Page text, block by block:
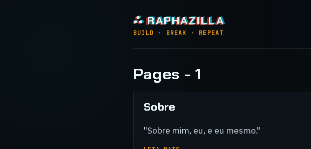
⛬ RAPHAZILLA
BUILD · BREAK · REPEAT
Pages - 1
Sobre
"Sobre mim, eu, e eu mesmo."